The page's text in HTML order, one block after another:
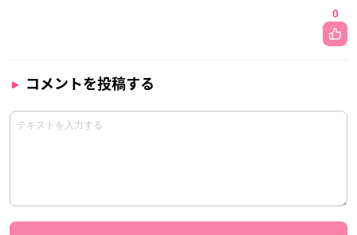
0
コメントを投稿する